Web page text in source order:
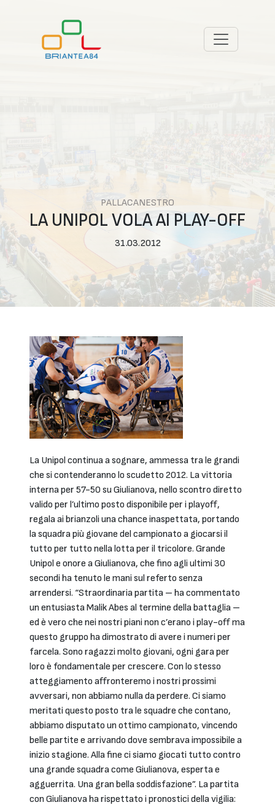
PALLACANESTRO
LA UNIPOL VOLA AI PLAY-OFF
31.03.2012
La Unipol continua a sognare, ammessa tra le grandi
che si contenderanno lo scudetto 2012. La vittoria
interna per 57-50 su Giulianova, nello scontro diretto
valido per l’ultimo posto disponibile per i playoff,
regala ai brianzoli una chance inaspettata, portando
la squadra più giovane del campionato a giocarsi il
tutto per tutto nella lotta per il tricolore. Grande
Unipol e onore a Giulianova, che fino agli ultimi 30
secondi ha tenuto le mani sul referto senza
arrendersi. “Straordinaria partita – ha commentato
un entusiasta Malik Abes al termine della battaglia –
ed è vero che nei nostri piani non c’erano i play-off ma
questo gruppo ha dimostrato di avere i numeri per
farcela. Sono ragazzi molto giovani, ogni gara per
loro è fondamentale per crescere. Con lo stesso
atteggiamento affronteremo i nostri prossimi
avversari, non abbiamo nulla da perdere. Ci siamo
meritati questo posto tra le squadre che contano,
abbiamo disputato un ottimo campionato, vincendo
belle partite e arrivando dove sembrava impossibile a
inizio stagione. Alla fine ci siamo giocati tutto contro
una grande squadra come Giulianova, esperta e
agguerrita. Una gran bella soddisfazione”. La partita
con Giulianova ha rispettato i pronostici della vigilia: